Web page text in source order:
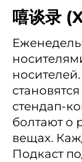
嘻谈录
стендап-
болтают о
вещах.
Подкаст